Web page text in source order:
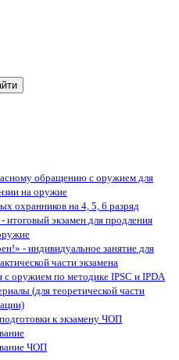
обращению с оружием для
на оружие
охранников на 4, 5, 6 разряд
итоговый экзамен для продления
- индивидуальное занятие для
части экзамена
оружием по методике IPSC и IPDA
(для теоретической части
к экзамену ЧОП
ЧОП